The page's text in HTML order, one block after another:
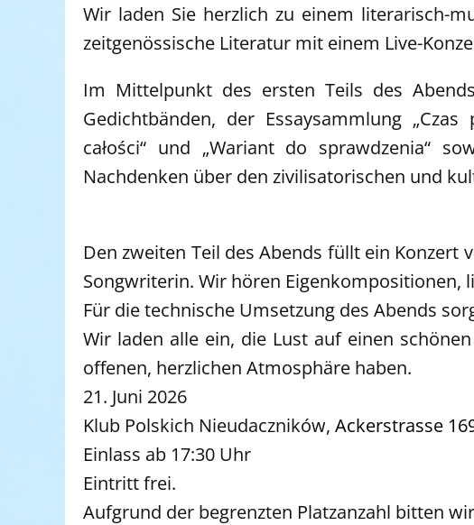
Wir laden Sie herzlich zu einem literarisch-
zeitgenössische Literatur mit einem Live-
Im Mittelpunkt des ersten Teils des
Gedichtbänden, der Essaysammlung
całości“ und „Wariant do sprawdzenia“
Nachdenken über den zivilisatorischen und
Den zweiten Teil des Abends füllt ein Konzert
Songwriterin. Wir hören Eigenkompositionen,
Für die technische Umsetzung des Abends
Wir laden alle ein, die Lust auf einen
offenen, herzlichen Atmosphäre haben.
21. Juni 2026
Klub Polskich Nieudaczników, Ackerstrasse
Einlass ab 17:30 Uhr
Eintritt frei.
Aufgrund der begrenzten Platzanzahl bitten